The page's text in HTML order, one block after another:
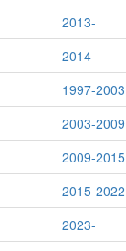
2013-
2014-
1997-2003
2003-2009
2009-2015
2015-2022
2023-